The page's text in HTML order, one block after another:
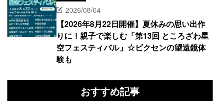
2026/08/04
【2026年8月22日開催】夏休みの思い出作
りに！親子で楽しむ「第13回 ところざわ星
空フェスティバル」☆ビクセンの望遠鏡体
験も
おすすめ記事